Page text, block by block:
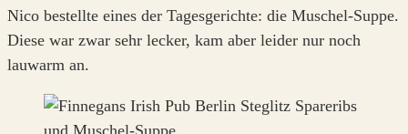
Nico bestellte eines der Tagesgerichte: die Muschel-Suppe.
Diese war zwar sehr lecker, kam aber leider nur noch
lauwarm an.